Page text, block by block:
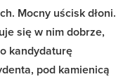
Mocny uścisk dłoni.
się w nim dobrze,
kandydaturę
pod kamienicą